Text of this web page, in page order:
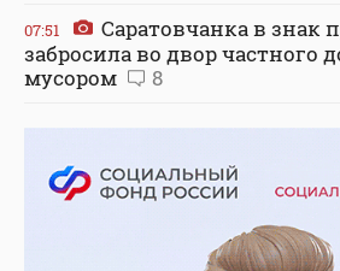
07:51
Саратовчанка в знак
забросила во двор частного
мусором
8